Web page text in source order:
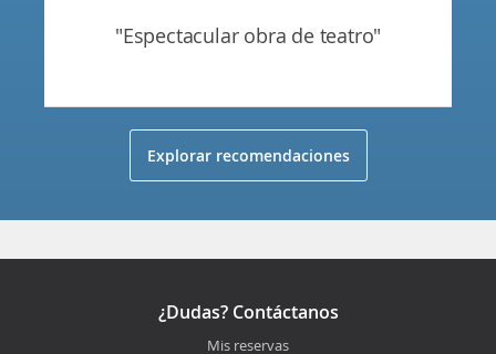
"espectacular obra de teatro"
Explorar recomendaciones
¿Dudas? Contáctanos
Mis reservas